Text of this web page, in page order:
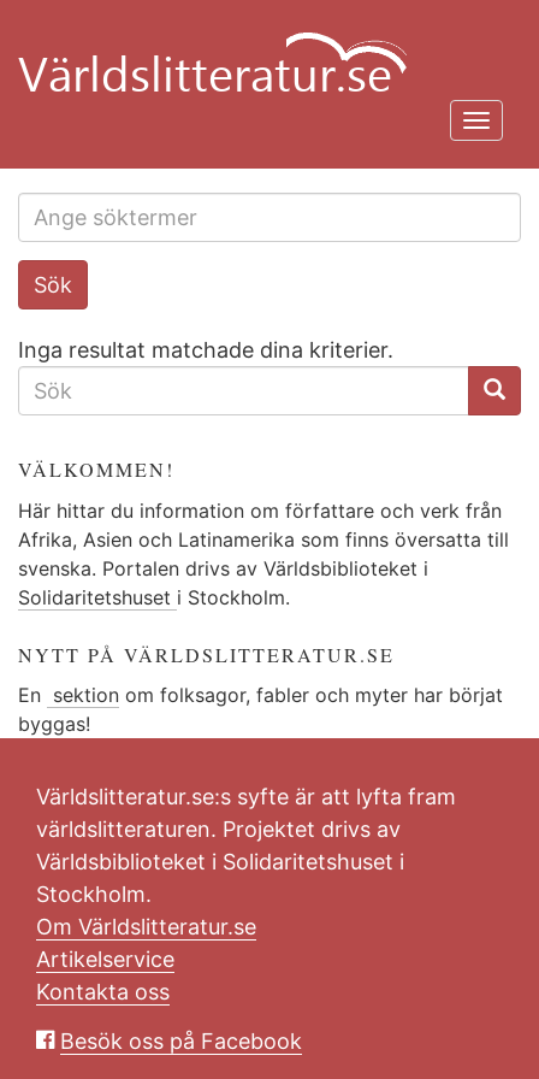
huvudinnehåll
Search
this
Sök
Inga resultat matchade dina kriterier.
SÖKFORMULÄR
VÄLKOMMEN!
Här hittar du information om författare och verk från
Afrika, Asien och Latinamerika som finns översatta till
svenska. Portalen drivs av Världsbiblioteket i
Solidaritetshuset i Stockholm.
NYTT PÅ VÄRLDSLITTERATUR.SE
En sektion om folksagor, fabler och myter har börjat
byggas!
Världslitteratur.se:s syfte är att lyfta fram
världslitteraturen. Projektet drivs av
Världsbiblioteket i Solidaritetshuset i
Stockholm.
Om Världslitteratur.se
Artikelservice
Kontakta oss
Besök oss på Facebook